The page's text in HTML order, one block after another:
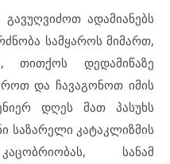
ადამიანებს
სამყაროს მიმართ,
თითქოს დედამიწაზე
და ჩავაგონოთ იმის
დღეს მათ პასუხს
საზარელი კატაკლიზმის
სანამ